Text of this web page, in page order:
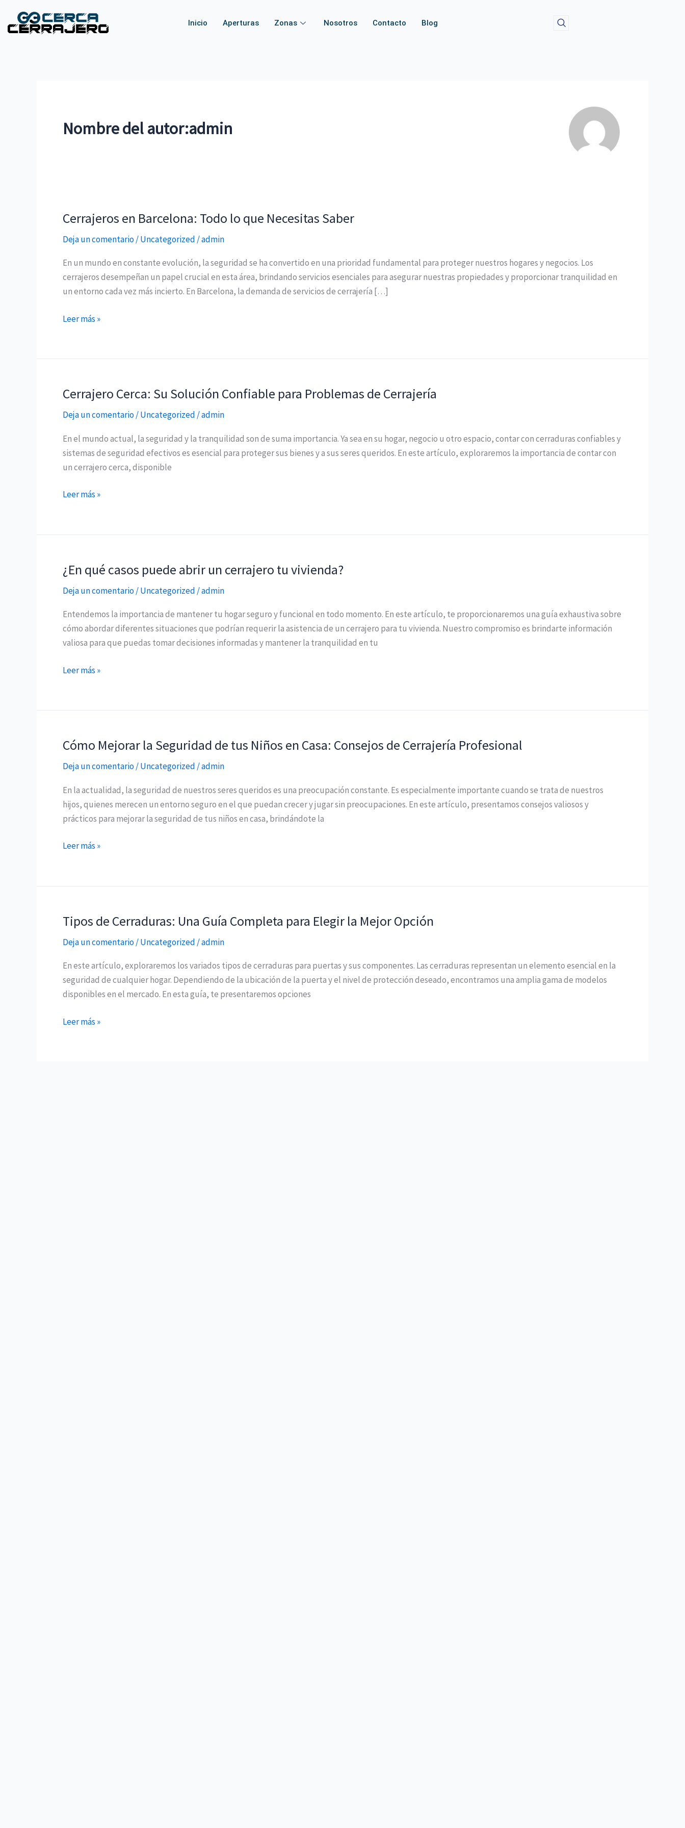
contenido
Inicio Aperturas Zonas Nosotros Contacto Blog
Nombre del autor:admin
Cerrajeros en Barcelona: Todo lo que Necesitas Saber
Deja un comentario/Uncategorized /admin
En un mundo en constante evolución, la seguridad se ha convertido en una prioridad fundamental para proteger nuestros hogares y negocios. Los
cerrajeros desempeñan un papel crucial en esta área, brindando servicios esenciales para asegurar nuestras propiedades y proporcionar tranquilidad en
un entorno cada vez más incierto. En Barcelona, la demanda de servicios de cerrajería […]
Cerrajeros
Barcelona:
Todo
lo
que
Saber
Leer más »
Cerrajero Cerca: Su Solución Confiable para Problemas de Cerrajería
Deja un comentario/Uncategorized/admin
En el mundo actual, la seguridad y la tranquilidad son de suma importancia. Ya sea en su hogar, negocio u otro espacio, contar con cerraduras confiables y
sistemas de seguridad efectivos es esencial para proteger sus bienes y a sus seres queridos. En este artículo, exploraremos la importancia de contar con
un cerrajero cerca, disponible
Cerrajero
Su
Solución
Confiable
para
de
Leer más »
¿En qué casos puede abrir un cerrajero tu vivienda?
Deja un comentario/Uncategorized /admin
Entendemos la importancia de mantener tu hogar seguro y funcional en todo momento. En este artículo, te proporcionaremos una guía exhaustiva sobre
cómo abordar diferentes situaciones que podrían requerir la asistencia de un cerrajero para tu vivienda. Nuestro compromiso es brindarte información
valiosa para que puedas tomar decisiones informadas y mantener la tranquilidad en tu
¿En
casos
puede
abrir
un
tu
Leer más »
Cómo Mejorar la Seguridad de tus Niños en Casa: Consejos de Cerrajería Profesional
Deja un comentario/Uncategorized/admin
En la actualidad, la seguridad de nuestros seres queridos es una preocupación constante. Es especialmente importante cuando se trata de nuestros
hijos, quienes merecen un entorno seguro en el que puedan crecer y jugar sin preocupaciones. En este artículo, presentamos consejos valiosos y
prácticos para mejorar la seguridad de tus niños en casa, brindándote la
Cómo
la
Seguridad
de
tus
en
de
Profesional
Leer más »
Tipos de Cerraduras: Una Guía Completa para Elegir la Mejor Opción
Deja un comentario/Uncategorized /admin
En este artículo, exploraremos los variados tipos de cerraduras para puertas y sus componentes. Las cerraduras representan un elemento esencial en la
seguridad de cualquier hogar. Dependiendo de la ubicación de la puerta y el nivel de protección deseado, encontramos una amplia gama de modelos
disponibles en el mercado. En esta guía, te presentaremos opciones
Tipos
Cerraduras:
Una
Guía
Completa
Elegir
Leer más »